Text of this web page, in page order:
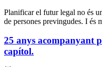
Planificar el futur legal no és
de persones previngudes. I és
25 anys acompanyant
capítol.